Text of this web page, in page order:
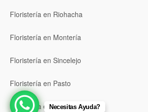
Floristería en Riohacha
Floristería en Montería
Floristería en Sincelejo
Floristería en Pasto
Floristería en NeivaNecesitas Ayuda?